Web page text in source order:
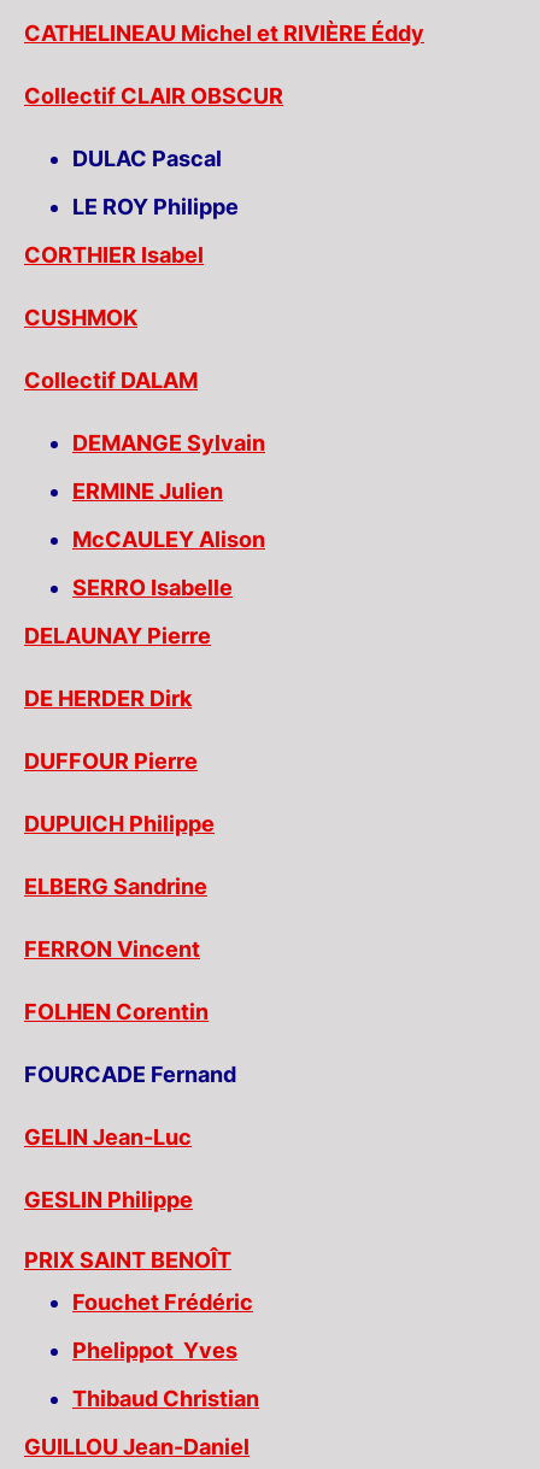
CATHELINEAU Michel et RIVIÈRE Éddy
Collectif CLAIR OBSCUR
DULAC Pascal
LE ROY Philippe
CORTHIER Isabel
CUSHMOK
Collectif DALAM
DEMANGE Sylvain
ERMINE Julien
McCAULEY Alison
SERRO Isabelle
DELAUNAY Pierre
DE HERDER Dirk
DUFFOUR Pierre
DUPUICH Philippe
ELBERG Sandrine
FERRON Vincent
FOLHEN Corentin
FOURCADE Fernand
GELIN Jean-Luc
GESLIN Philippe
PRIX SAINT BENOÎT
Fouchet Frédéric
Phelippot Yves
Thibaud Christian
GUILLOU Jean-Daniel